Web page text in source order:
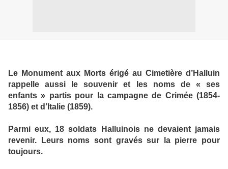
Le Monument aux Morts érigé au Cimetière d’Halluin
rappelle aussi le souvenir et les noms de « ses
enfants » partis pour la campagne de Crimée (1854-
1856) et d’Italie (1859).
Parmi eux, 18 soldats Halluinois ne devaient jamais
revenir. Leurs noms sont gravés sur la pierre pour
toujours.